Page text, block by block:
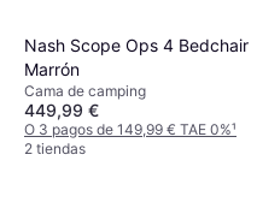
Nash Scope Ops 4 Bedchair
Marrón
Cama de camping
449,99 €
O 3 pagos de 149,99 € TAE 0%¹
2 tiendas